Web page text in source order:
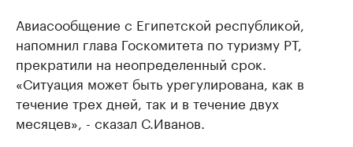
Авиасообщение с Египетской республикой,
напомнил глава Госкомитета по туризму РТ,
прекратили на неопределенный срок.
«Ситуация может быть урегулирована, как в
течение трех дней, так и в течение двух
месяцев», - сказал С.Иванов.